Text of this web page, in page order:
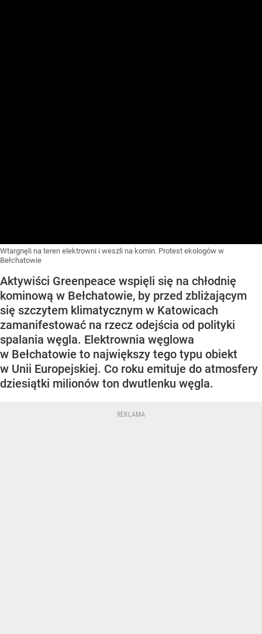
Wtargnęli na teren elektrowni i weszli na komin. Protest ekologów w
Bełchatowie
Aktywiści Greenpeace wspięli się na chłodnię
kominową w Bełchatowie, by przed zbliżającym
się szczytem klimatycznym w Katowicach
zamanifestować na rzecz odejścia od polityki
spalania węgla. Elektrownia węglowa
w Bełchatowie to największy tego typu obiekt
w Unii Europejskiej. Co roku emituje do atmosfery
dziesiątki milionów ton dwutlenku węgla.